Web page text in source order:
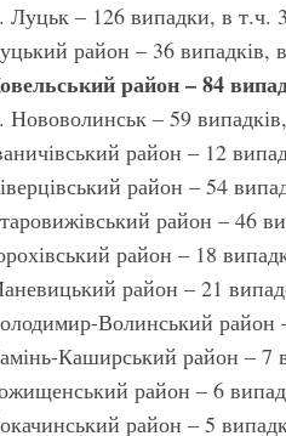
Луцьк – 126 випадки, в т.ч.
район – 36 випадків,
район – 84
Нововолинськ – 59
район – 12
район – 54
район – 46
район – 18
район – 21
Волинський район
Каширський район – 7
район – 6
район – 5